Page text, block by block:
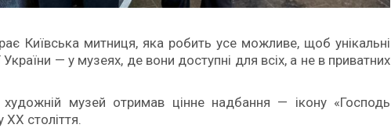
Київська митниця, яка робить усе можливе, щоб унікальні
— у музеях, де вони доступні для всіх, а не в приватних
музей отримав цінне надбання — ікону «Господь
століття.